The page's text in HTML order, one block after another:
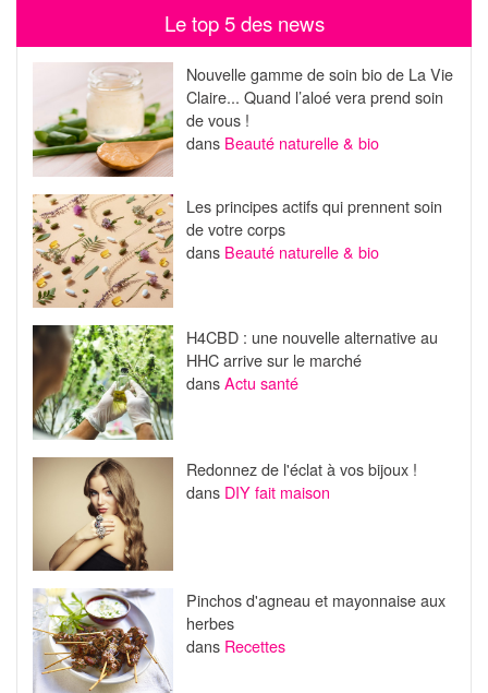
Le top 5 des news
Nouvelle gamme de soin bio de La Vie
Claire... Quand l’aloé vera prend soin
de vous !
dans Beauté naturelle & bio
Les principes actifs qui prennent soin
de votre corps
dans Beauté naturelle & bio
H4CBD : une nouvelle alternative au
HHC arrive sur le marché
dansActu santé
Redonnez de l'éclat à vos bijoux !
dans DIY fait maison
Pinchos d'agneau et mayonnaise aux
herbes
dans Recettes